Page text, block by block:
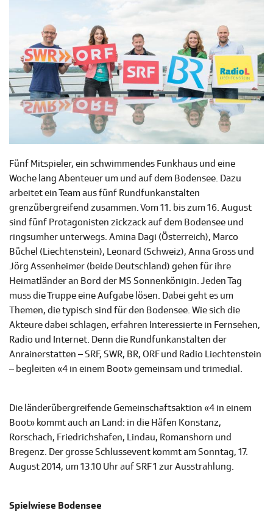
Fünf Mitspieler, ein schwimmendes Funkhaus und eine
Woche lang Abenteuer um und auf dem Bodensee. Dazu
arbeitet ein Team aus fünf Rundfunkanstalten
grenzübergreifend zusammen. Vom 11. bis zum 16. August
sind fünf Protagonisten zickzack auf dem Bodensee und
ringsumher unterwegs. Amina Dagi (Österreich), Marco
Büchel (Liechtenstein), Leonard (Schweiz), Anna Gross und
Jörg Assenheimer (beide Deutschland) gehen für ihre
Heimatländer an Bord der MS Sonnenkönigin. Jeden Tag
muss die Truppe eine Aufgabe lösen. Dabei geht es um
Themen, die typisch sind für den Bodensee. Wie sich die
Akteure dabei schlagen, erfahren Interessierte in Fernsehen,
Radio und Internet. Denn die Rundfunkanstalten der
Anrainerstatten – SRF, SWR, BR, ORF und Radio Liechtenstein
– begleiten «4 in einem Boot» gemeinsam und trimedial.
Die länderübergreifende Gemeinschaftsaktion «4 in einem
Boot» kommt auch an Land: in die Häfen Konstanz,
Rorschach, Friedrichshafen, Lindau, Romanshorn und
Bregenz. Der grosse Schlussevent kommt am Sonntag, 17.
August 2014, um 13.10 Uhr auf SRF 1 zur Ausstrahlung.
Spielwiese Bodensee